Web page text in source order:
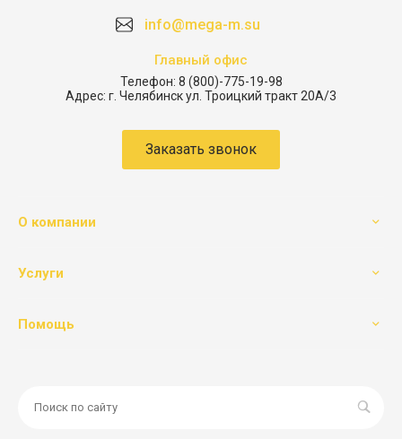
info@mega-m.su
Главный офис
Телефон: 8 (800)-775-19-98
Адрес: г. Челябинск ул. Троицкий тракт 20А/3
Заказать звонок
О компании
Услуги
Помощь